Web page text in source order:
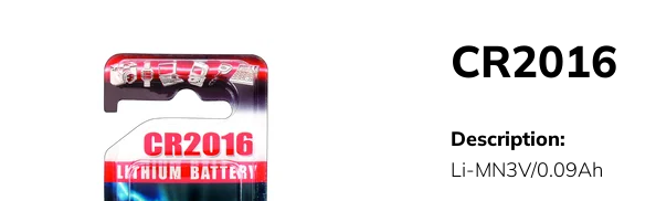
CR2016
Description:
Li-MN3V/0.09Ah